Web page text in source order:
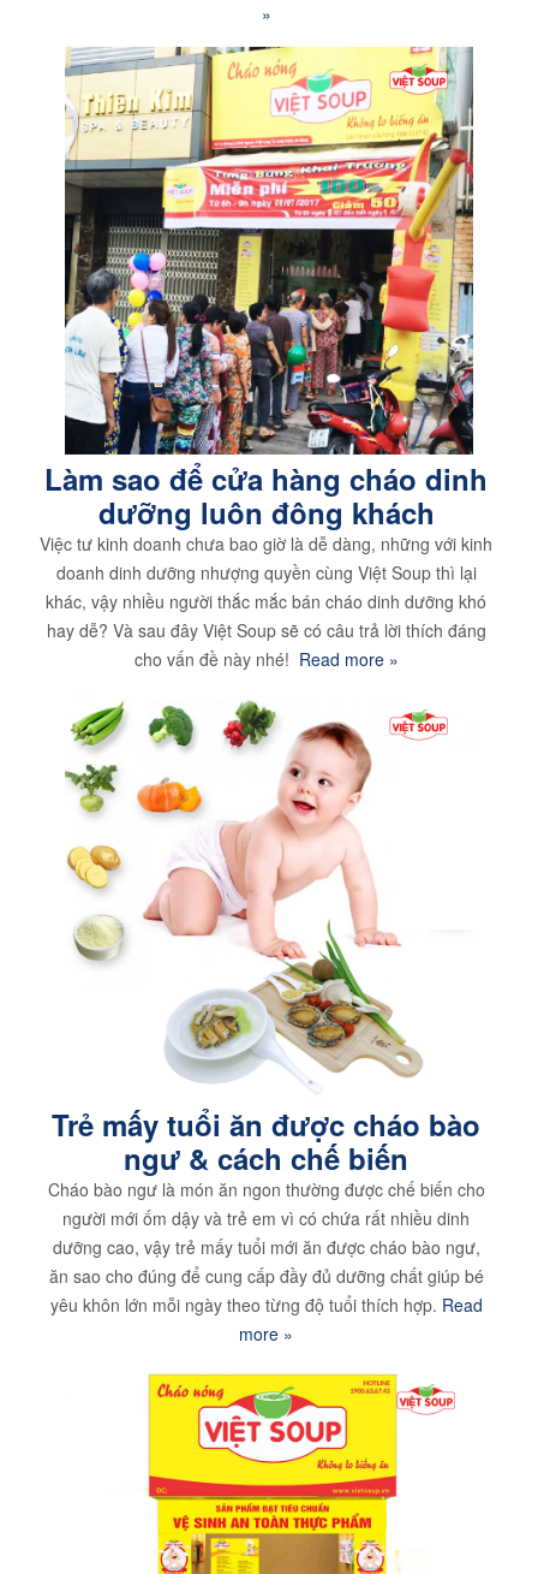
»
Làm sao để cửa hàng cháo dinh
dưỡng luôn đông khách
Việc tư kinh doanh chưa bao giờ là dễ dàng, những với kinh
doanh dinh dưỡng nhượng quyền cùng Việt Soup thì lại
khác, vậy nhiều người thắc mắc bán cháo dinh dưỡng khó
hay dễ? Và sau đây Việt Soup sẽ có câu trả lời thích đáng
cho vấn đề này nhé! Read more »
Trẻ mấy tuổi ăn được cháo bào
ngư & cách chế biến
Cháo bào ngư là món ăn ngon thường được chế biến cho
người mới ốm dậy và trẻ em vì có chứa rất nhiều dinh
dưỡng cao, vậy trẻ mấy tuổi mới ăn được cháo bào ngư,
ăn sao cho đúng để cung cấp đầy đủ dưỡng chất giúp bé
yêu khôn lớn mỗi ngày theo từng độ tuổi thích hợp. Read
more »